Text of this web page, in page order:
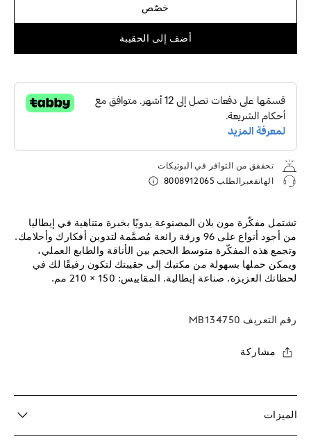
خصّص
أضف إلى الحقيبة
تحققق من التوافر في البوتيكات
الهاتفعبرالطلب 8008912065
تشتمل مفكّرة مون بلان المصنوعة يدويًا بخبرة متناهية في إيطاليا
من أجود أنواع على 96 ورقة رائعة مُصمَّمة لتدوين أفكارك وأحلامك.
وتجمع هذه المفكّرة متوسط الحجم بين الأناقة والطابع العملي،
ويمكن حملها بسهولة من مكتبك إلى حقيبتك لتكون رفيقًا لك في
لحظاتك العزيزة. صناعة إيطالية. المقاييس: 150 × 210 مم.
رقم التعريف MB134750
مشاركة
الميزات